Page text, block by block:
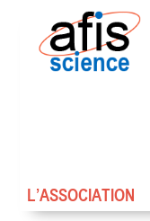
L’ASSOCIATION